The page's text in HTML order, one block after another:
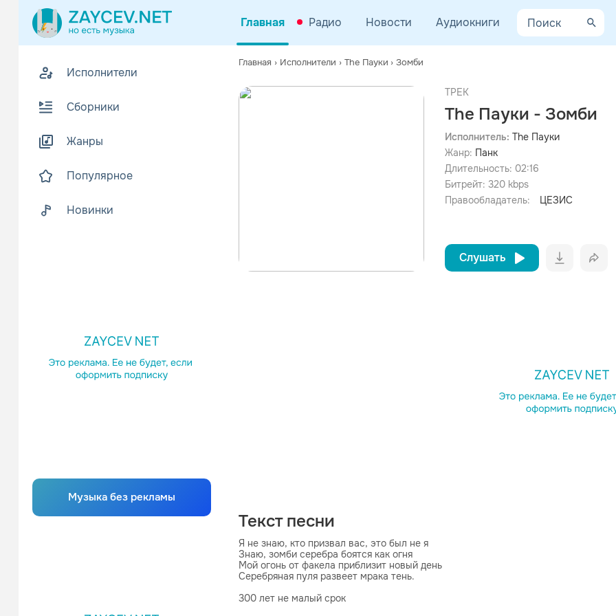
Главная Радио Новости Аудиокниги
Исполнители
Сборники
Жанры
Популярное
Новинки
Музыка без рекламы
Главная › Исполнители › The Пауки › Зомби
ТРЕК
The Пауки - Зомби
Исполнитель: The Пауки
Жанр: Панк
Длительность: 02:16
Битрейт: 320 kbps
Правообладатель:
ЦЕЗИС
Слушать
просмотра рекламы
оформления подписки.
После просмотра Вы сможете скачать 3 файла без
дополнительной рекламы!
Текст песни
Я не знаю, кто призвал вас, это был не я
Знаю, зомби серебра боятся как огня
Мой огонь от факела приблизит новый день
Серебряная пуля развеет мрака тень.
300 лет не малый срок